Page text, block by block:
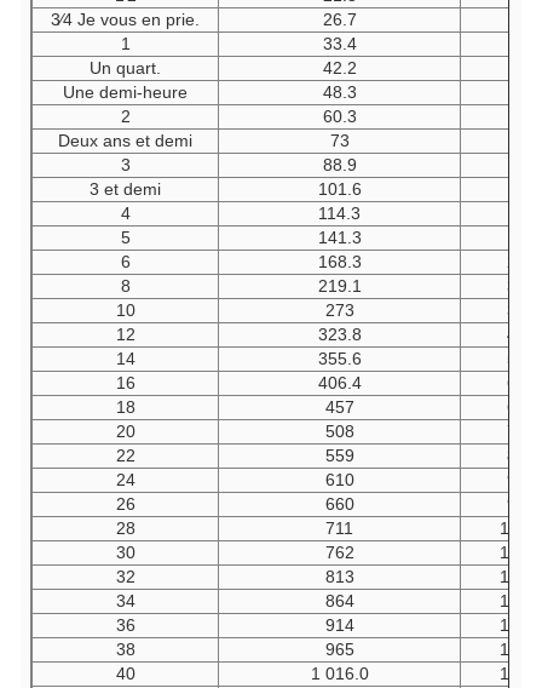
3⁄4 Je vous en prie.
26.7
1
33.4
Un quart.
42.2
Une demi-heure
48.3
2
60.3
Deux ans et demi
73
3
88.9
3 et demi
101.6
4
114.3
5
141.3
6
168.3
8
219.1
305
10
273
381
12
323.8
457
14
355.6
533
16
406.4
610
18
457
686
20
508
762
22
559
838
24
610
914
26
660
991
28
711 1
30
762 1
32
813 1
34
864 1
36
914 1
38
965 1
40
1 016.0 1